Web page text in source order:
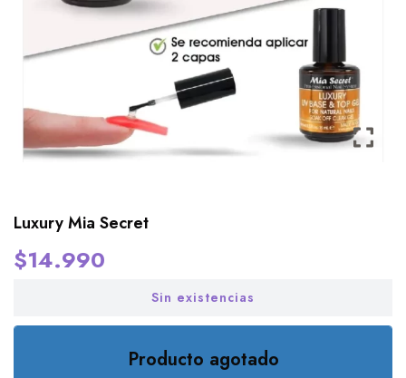
Luxury Mia Secret
$14.990
Sin existencias
Producto agotado